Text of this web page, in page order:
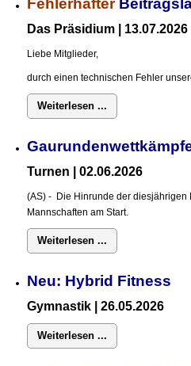
Das Präsidium | 13.07.2026
Liebe Mitglieder,
durch einen technischen Fehler
Weiterlesen ...
Turnen | 02.06.2026
(AS) - Die Hinrunde der diesjährigen
Mannschaften am Start.
Weiterlesen ...
Neu: Hybrid Fitness
Gymnastik | 26.05.2026
Weiterlesen ...